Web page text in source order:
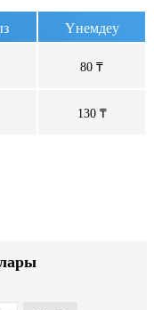
Үнемдеу
80 ₸
130 ₸